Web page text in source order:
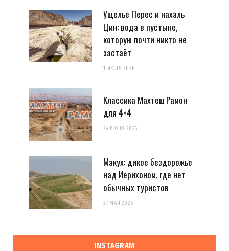
Ущелье Перес и нахаль
Цин: вода в пустыне,
которую почти никто не
застаёт
1 ИЮЛЯ 2026
Классика Махтеш Рамон
для 4×4
24 ИЮНЯ 2026
Макух: дикое бездорожье
над Иерихоном, где нет
обычных туристов
27 МАЯ 2026
INSTAGRAM